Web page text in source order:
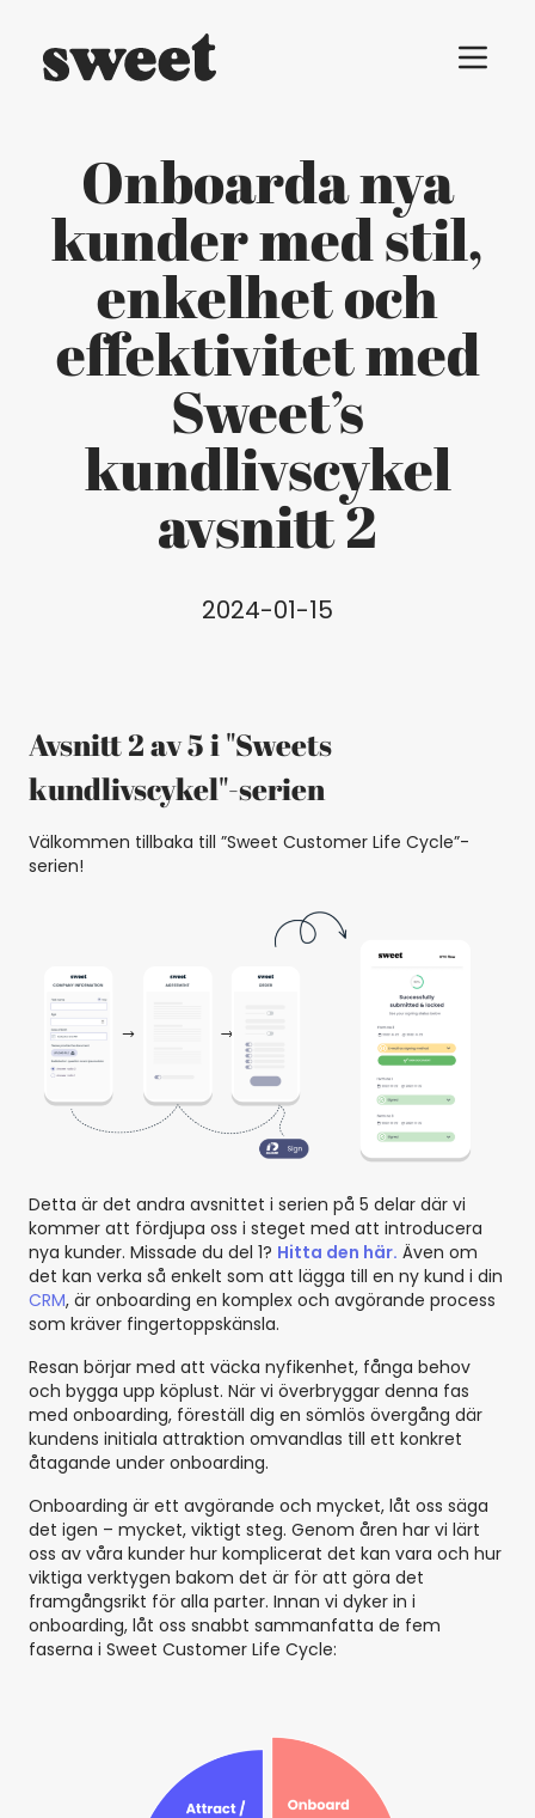
Menu
Onboarda nya
kunder med stil,
enkelhet och
effektivitet med
Sweet’s
kundlivscykel
avsnitt 2
2024-01-15
Avsnitt 2 av 5 i "Sweets
kundlivscykel"-serien
Välkommen tillbaka till ”Sweet Customer Life Cycle”-
serien!
Detta är det andra avsnittet i serien på 5 delar där vi
kommer att fördjupa oss i steget med att introducera
nya kunder. Missade du del 1? Hitta den här. Även om
det kan verka så enkelt som att lägga till en ny kund i din
CRM, är onboarding en komplex och avgörande process
som kräver fingertoppskänsla.
Resan börjar med att väcka nyfikenhet, fånga behov
och bygga upp köplust. När vi överbryggar denna fas
med onboarding, föreställ dig en sömlös övergång där
kundens initiala attraktion omvandlas till ett konkret
åtagande under onboarding.
Onboarding är ett avgörande och mycket, låt oss säga
det igen – mycket, viktigt steg. Genom åren har vi lärt
oss av våra kunder hur komplicerat det kan vara och hur
viktiga verktygen bakom det är för att göra det
framgångsrikt för alla parter. Innan vi dyker in i
onboarding, låt oss snabbt sammanfatta de fem
faserna i Sweet Customer Life Cycle: